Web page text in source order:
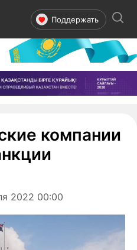
Поддержать
компании
2022 00:00